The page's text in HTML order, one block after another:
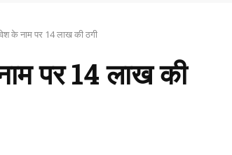
के नाम पर 14 लाख की ठगी
पर 14 लाख की